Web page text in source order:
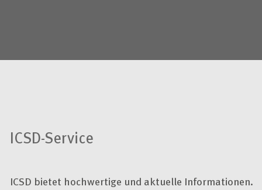
ICSD-Service
ICSD bietet hochwertige und aktuelle Informationen.